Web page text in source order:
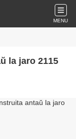
MENU
la jaro 2115